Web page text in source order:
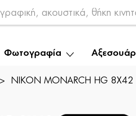
Φωτογραφία Αξεσουάρ
NIKON MONARCH HG 8X42